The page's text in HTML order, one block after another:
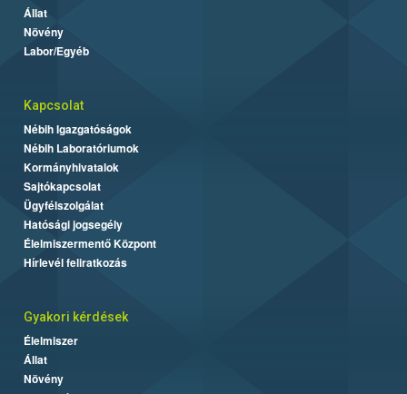
Állat
Növény
Labor/Egyéb
Kapcsolat
Nébih Igazgatóságok
Nébih Laboratóriumok
Kormányhivatalok
Sajtókapcsolat
Ügyfélszolgálat
Hatósági jogsegély
Élelmiszermentő Központ
Hírlevél feliratkozás
Gyakori kérdések
Élelmiszer
Állat
Növény